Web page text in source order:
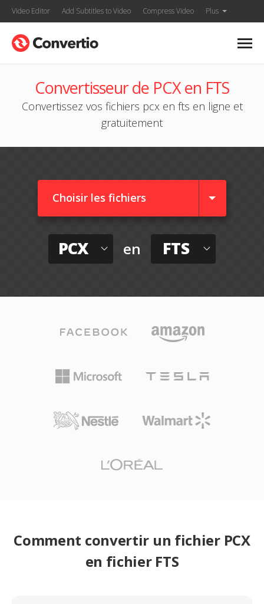
Video Editor Add Subtitles to Video Compress Video Plus
Convertisseur de PCX en FTS
Convertissez vos fichiers pcx en fts en ligne et
gratuitement
Choisir les fichiers
PCX en FTS
Comment convertir un fichier PCX
en fichier FTS